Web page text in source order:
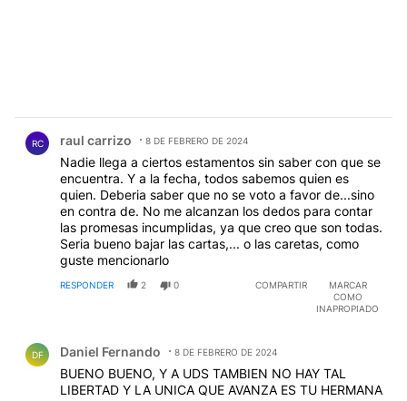
RC raul carrizo 8 DE FEBRERO DE 2024
Nadie llega a ciertos estamentos sin saber con que se
encuentra. Y a la fecha, todos sabemos quien es
quien. Deberia saber que no se voto a favor de...sino
en contra de. No me alcanzan los dedos para contar
las promesas incumplidas, ya que creo que son todas.
Seria bueno bajar las cartas,... o las caretas, como
guste mencionarlo
RESPONDER 2 0 COMPARTIR
MARCAR
COMO
INAPROPIADO
DF Daniel Fernando 8 DE FEBRERO DE 2024
BUENO BUENO, Y A UDS TAMBIEN NO HAY TAL
LIBERTAD Y LA UNICA QUE AVANZA ES TU HERMANA